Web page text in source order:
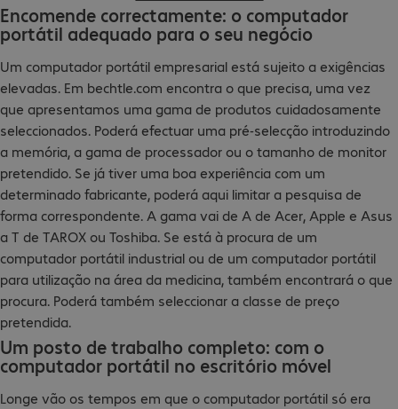
Encomende correctamente: o computador
portátil adequado para o seu negócio
Um computador portátil empresarial está sujeito a exigências
elevadas. Em bechtle.com encontra o que precisa, uma vez
que apresentamos uma gama de produtos cuidadosamente
seleccionados. Poderá efectuar uma pré-selecção introduzindo
a memória, a gama de processador ou o tamanho de monitor
pretendido. Se já tiver uma boa experiência com um
determinado fabricante, poderá aqui limitar a pesquisa de
forma correspondente. A gama vai de A de Acer, Apple e Asus
a T de TAROX ou Toshiba. Se está à procura de um
computador portátil industrial ou de um computador portátil
para utilização na área da medicina, também encontrará o que
procura. Poderá também seleccionar a classe de preço
pretendida.
Um posto de trabalho completo: com o
computador portátil no escritório móvel
Longe vão os tempos em que o computador portátil só era